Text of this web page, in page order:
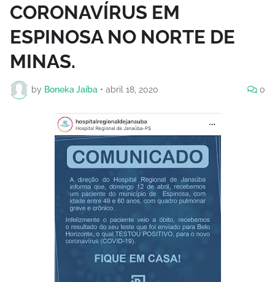
CORONAVÍRUS EM
ESPINOSA NO NORTE DE
MINAS.
by Boneka Jaíba • abril 18, 2020 0